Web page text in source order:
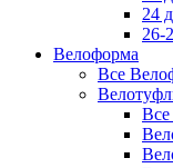
24
26-
Велоформа
Все
Все